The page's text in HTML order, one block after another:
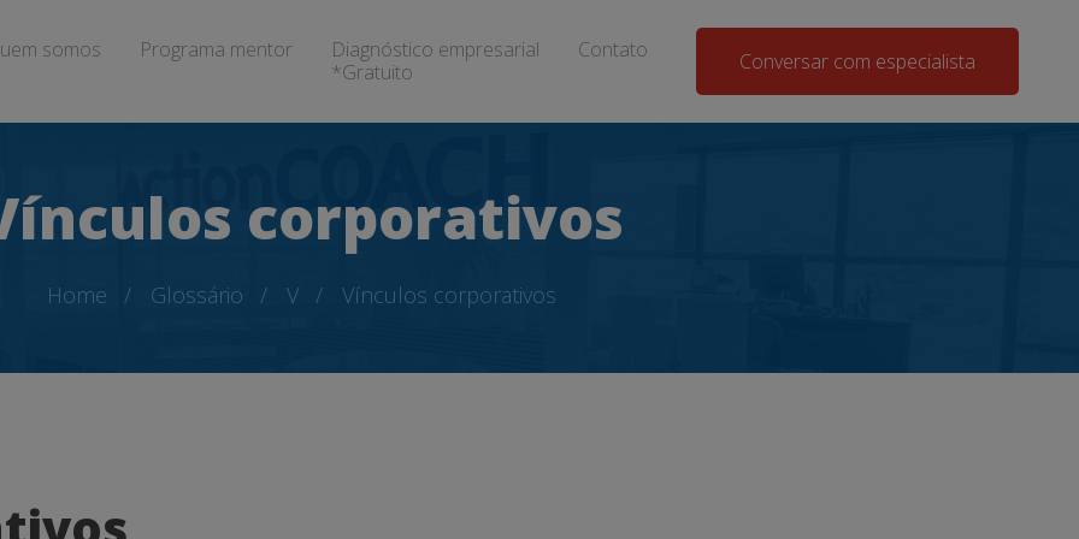
somos Programa mentor
Diagnóstico empresarial
*Gratuito
Contato Conversar com especialista
corporativos
Home Glossário V Vínculos corporativos